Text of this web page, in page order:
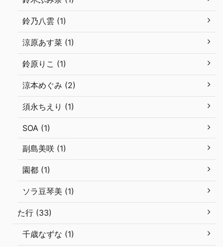
鈴乃八雲 (1)
涼原あす菜 (1)
鈴原りこ (1)
涼本めぐみ (2)
須永ちえり (1)
SOA (1)
副島美咲 (1)
園都 (1)
ソラ豆琴美 (1)
た行 (33)
千歳なずな (1)